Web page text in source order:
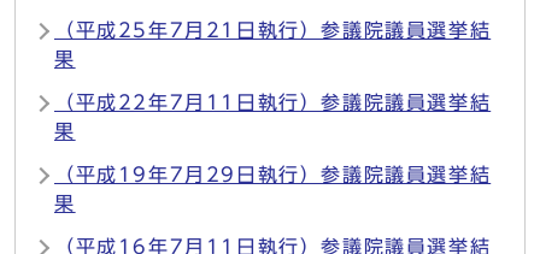
（平成25年7月21日執行）参議院議員選挙結
果
（平成22年7月11日執行）参議院議員選挙結
果
（平成19年7月29日執行）参議院議員選挙結
果
（平成16年7月11日執行）参議院議員選挙結